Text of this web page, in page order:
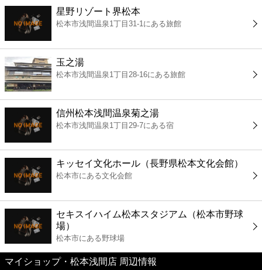
薬局
スーパー
エンタメ
レジャー
書店
ファミレス
ファーストフード
カフェ
ショッピング
星野リゾート界松本
松本市浅間温泉1丁目31-1にある旅館
玉之湯
松本市浅間温泉1丁目28-16にある旅館
信州松本浅間温泉菊之湯
松本市浅間温泉1丁目29-7にある宿
キッセイ文化ホール（長野県松本文化会館）
松本市にある文化会館
セキスイハイム松本スタジアム（松本市野球
場）
松本市にある野球場
マイショップ・松本浅間店 周辺情報